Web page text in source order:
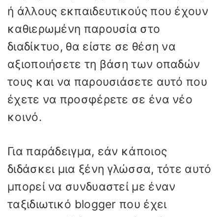
ή άλλους εκπαιδευτικούς που έχουν
καθιερωμένη παρουσία στο
διαδίκτυο, θα είστε σε θέση να
αξιοποιήσετε τη βάση των οπαδών
τους και να παρουσιάσετε αυτό που
έχετε να προσφέρετε σε ένα νέο
κοινό.
Για παράδειγμα, εάν κάποιος
διδάσκει μια ξένη γλώσσα, τότε αυτό
μπορεί να συνδυαστεί με έναν
ταξιδιωτικό blogger που έχει